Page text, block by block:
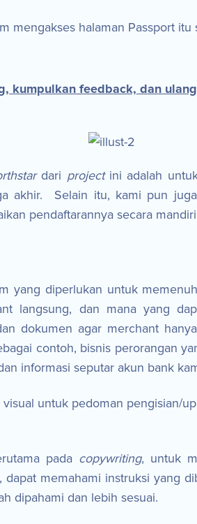
mengakses halaman Passport
kumpulkan feedback, dan
dari projectini adalah
akhir. Selain itu, kami pun
pendaftarannya secara
yang diperlukan untuk
langsung, dan mana yang
dokumen agar merchant
contoh, bisnis perorangan
informasi seputar akun bank
untuk pedoman pengisian/
pada copywriting, untuk
memahami instruksi yang
dipahami dan lebih sesuai.